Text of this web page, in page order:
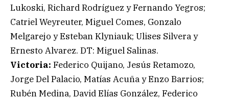
Lukoski, Richard Rodríguez y Fernando Yegros;
Catriel Weyreuter, Miguel Comes, Gonzalo
Melgarejo y Esteban Klyniauk; Ulises Silvera y
Ernesto Alvarez. DT: Miguel Salinas.
Victoria: Federico Quijano, Jesús Retamozo,
Jorge Del Palacio, Matías Acuña y Enzo Barrios;
Rubén Medina, David Elías González, Federico